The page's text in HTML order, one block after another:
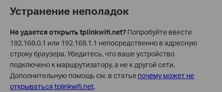
Устранение неполадок
Не удается открыть tplinkwifi.net? Попробуйте ввести
192.168.0.1 или 192.168.1.1 непосредственно в адресную
строку браузера. Убедитесь, что ваше устройство
подключено к маршрутизатору, а не к другой сети.
Дополнительную помощь см. в статье почему может не
открываться tplinkwifi.net.